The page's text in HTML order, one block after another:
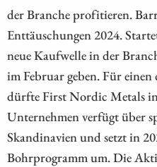
der Branche profitieren.
Enttäuschungen 2024.
neue Kaufwelle in der
im Februar geben. Für
dürfte First Nordic Metals
Unternehmen verfügt über
Skandinavien und setzt in
Bohrprogramm um. Die